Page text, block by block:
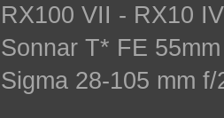
RX100 VII - RX10
Sonnar T* FE
Sigma 28-105 mm